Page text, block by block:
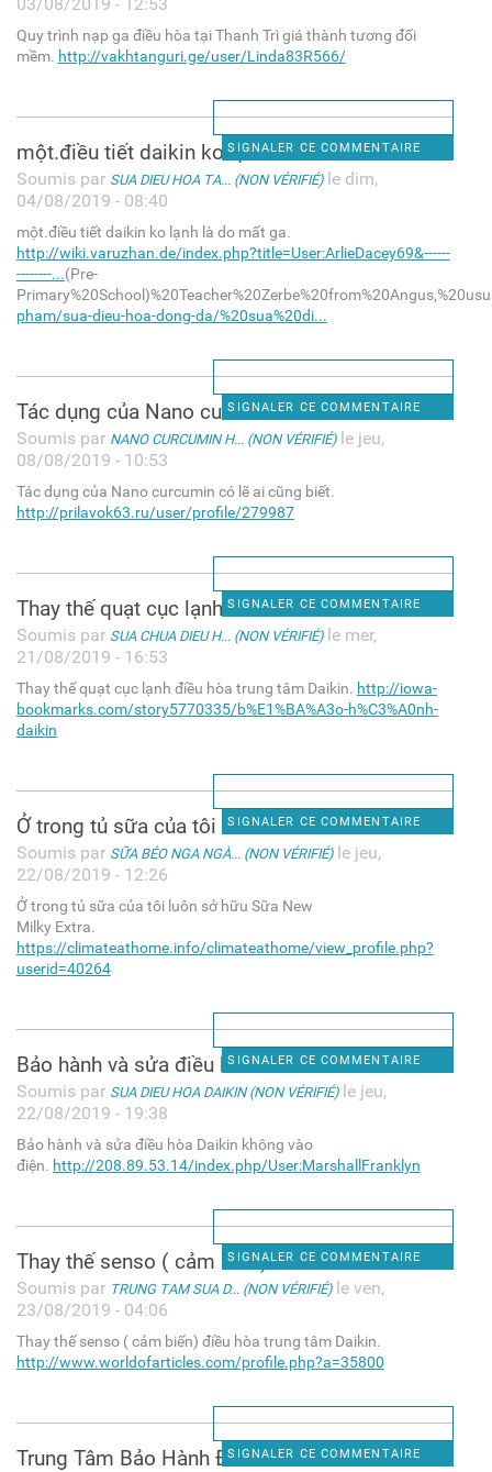
Quy trình nạp ga điều hòa tại Thanh Trì giá thành tương đối
mềm. http://vakhtanguri.ge/user/Linda83R566/
SIGNALER CE COMMENTAIRE
một.điều tiết daikin ko lạnh
Soumis par SUA DIEU HOA TA... (NON VÉRIFIÉ)le dim,
04/08/2019 - 08:40
một.điều tiết daikin ko lạnh là do mất ga.
http://wiki.varuzhan.de/index.php?title=User:ArlieDacey69&------
--------...(Pre-
pham/sua-dieu-hoa-dong-da/%20sua%20di...
SIGNALER CE COMMENTAIRE
Tác dụng của Nano curcumin có
Soumis par NANO CURCUMIN H... (NON VÉRIFIÉ)le jeu,
08/08/2019 - 10:53
Tác dụng của Nano curcumin có lẽ ai cũng biết.
http://prilavok63.ru/user/profile/279987
SIGNALER CE COMMENTAIRE
Thay thế quạt cục lạnh điều
Soumis par SUA CHUA DIEU H... (NON VÉRIFIÉ)le mer,
21/08/2019 - 16:53
Thay thế quạt cục lạnh điều hòa trung tâm Daikin. http://iowa-
bookmarks.com/story5770335/b%E1%BA%A3o-h%C3%A0nh-
daikin
SIGNALER CE COMMENTAIRE
Ở trong tủ sữa của tôi luôn
Soumis par SỮA BÉO NGA NGÀ... (NON VÉRIFIÉ)le jeu,
22/08/2019 - 12:26
Ở trong tủ sữa của tôi luôn sở hữu Sữa New
Milky Extra.
https://climateathome.info/climateathome/view_profile.php?
userid=40264
SIGNALER CE COMMENTAIRE
Bảo hành và sửa điều hòa
Soumis par SUA DIEU HOA DAIKIN (NON VÉRIFIÉ)le jeu,
22/08/2019 - 19:38
Bảo hành và sửa điều hòa Daikin không vào
điện. http://208.89.53.14/index.php/User:MarshallFranklyn
SIGNALER CE COMMENTAIRE
Thay thế senso ( cảm biến)
Soumis par TRUNG TAM SUA D... (NON VÉRIFIÉ)le ven,
23/08/2019 - 04:06
Thay thế senso ( cảm biến) điều hòa trung tâm Daikin.
http://www.worldofarticles.com/profile.php?a=35800
SIGNALER CE COMMENTAIRE
Trung Tâm Bảo Hành Điều Hòa